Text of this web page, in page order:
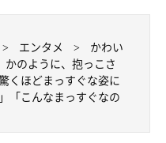
エンタメ
かわい
かのように、抱っこさ
くほどまっすぐな姿に
「こんなまっすぐなの